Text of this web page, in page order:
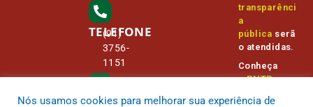
TELEFONE
(91)
3756-
1151
transparênci
a
pública serã
o atendidas.
Conheça
oPNTPe
Nós usamos cookies para melhorar sua experiência de